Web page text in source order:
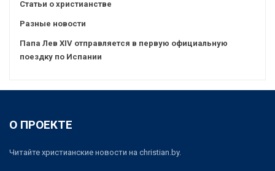
Статьи о христианстве
Разные новости
Папа Лев XIV отправляется в первую официальную
поездку по Испании
О ПРОЕКТЕ
Читайте христианские новости на christian.by.